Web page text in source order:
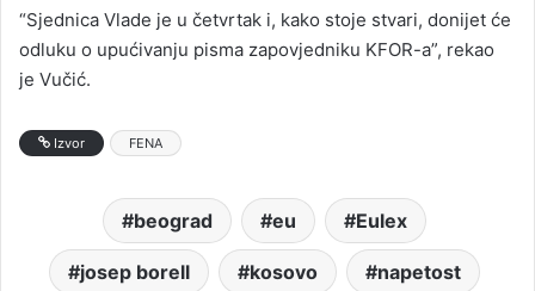
“Sjednica Vlade je u četvrtak i, kako stoje stvari, donijet će
odluku o upućivanju pisma zapovjedniku KFOR-a”, rekao
je Vučić.
Izvor FENA
beograd eu Eulex
josep borell kosovo napetost